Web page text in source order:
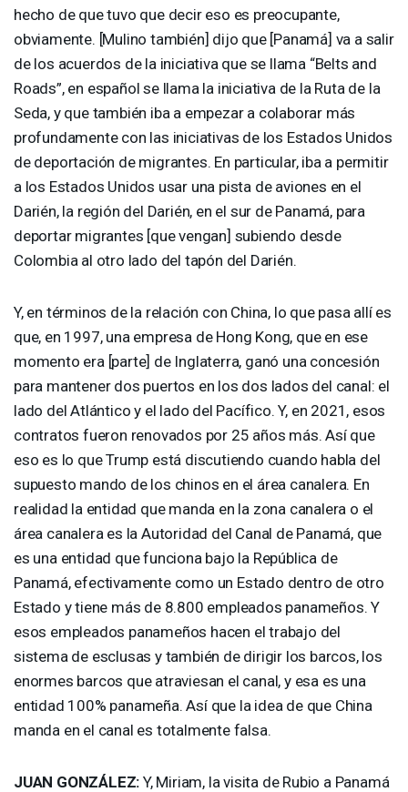
hecho de que tuvo que decir eso es preocupante,
obviamente. [Mulino también] dijo que [Panamá] va a salir
de los acuerdos de la iniciativa que se llama “Belts and
Roads”, en español se llama la iniciativa de la Ruta de la
Seda, y que también iba a empezar a colaborar más
profundamente con las iniciativas de los Estados Unidos
de deportación de migrantes. En particular, iba a permitir
a los Estados Unidos usar una pista de aviones en el
Darién, la región del Darién, en el sur de Panamá, para
deportar migrantes [que vengan] subiendo desde
Colombia al otro lado del tapón del Darién.
Y, en términos de la relación con China, lo que pasa allí es
que, en 1997, una empresa de Hong Kong, que en ese
momento era [parte] de Inglaterra, ganó una concesión
para mantener dos puertos en los dos lados del canal: el
lado del Atlántico y el lado del Pacífico. Y, en 2021, esos
contratos fueron renovados por 25 años más. Así que
eso es lo que Trump está discutiendo cuando habla del
supuesto mando de los chinos en el área canalera. En
realidad la entidad que manda en la zona canalera o el
área canalera es la Autoridad del Canal de Panamá, que
es una entidad que funciona bajo la República de
Panamá, efectivamente como un Estado dentro de otro
Estado y tiene más de 8.800 empleados panameños. Y
esos empleados panameños hacen el trabajo del
sistema de esclusas y también de dirigir los barcos, los
enormes barcos que atraviesan el canal, y esa es una
entidad 100% panameña. Así que la idea de que China
manda en el canal es totalmente falsa.
JUAN GONZÁLEZ: Y, Miriam, la visita de Rubio a Panamá